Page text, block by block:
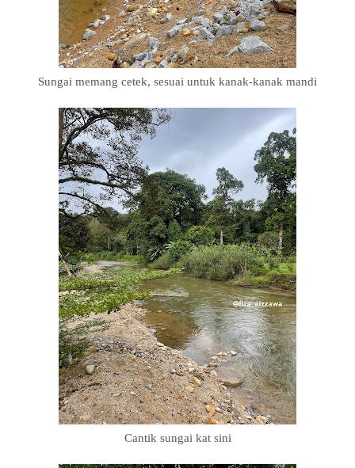
Sungai memang cetek, sesuai untuk kanak-kanak mandi
Cantik sungai kat sini